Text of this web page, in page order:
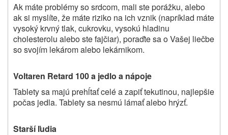
Ak máte problémy so srdcom, mali ste porážku, alebo
ak si myslíte, že máte riziko na ich vznik (napríklad máte
vysoký krvný tlak, cukrovku, vysokú hladinu
cholesterolu alebo ste fajčiar), poraďte sa o Vašej liečbe
so svojím lekárom alebo lekárnikom.
Voltaren Retard 100 a jedlo a nápoje
Tablety sa majú prehĺtať celé a zapiť tekutinou, najlepšie
počas jedla. Tablety sa nesmú lámať alebo hrýzť.
Starší ľudia